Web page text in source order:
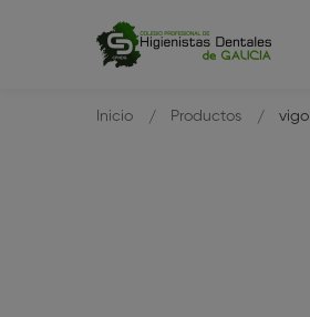
Inicio Productos vigo